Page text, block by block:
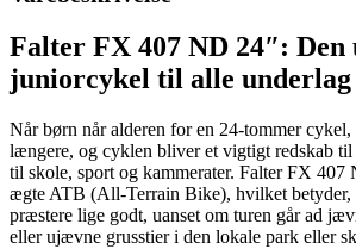
Falter FX 407 ND 24″:
juniorcykel til alle underlag
Når børn når alderen for en 24-tommer
længere, og cyklen bliver et vigtigt redskab til
til skole, sport og kammerater. Falter FX 407
ægte ATB (All-Terrain Bike), hvilket betyder,
præstere lige godt, uanset om turen går ad
eller ujævne grusstier i den lokale park eller